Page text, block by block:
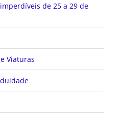
imperdíveis de 25 a 29 de
Viaturas